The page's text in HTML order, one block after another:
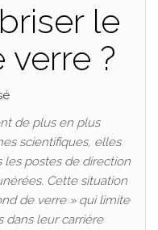
le
?
de plus en plus
scientifiques, elles
les postes de direction
Cette situation
de verre » qui limite
dans leur carrière